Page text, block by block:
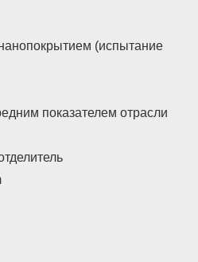
(испытание
показателем отрасли